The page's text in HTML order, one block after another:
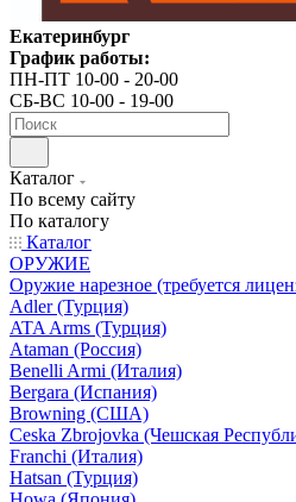
Екатеринбург
График работы:
ПН-ПТ 10-00 - 20-00
СБ-ВС 10-00 - 19-00
Каталог
По всему сайту
По каталогу
Каталог
ОРУЖИЕ
Оружие нарезное (требуется
Adler (Турция)
ATA Arms (Турция)
Ataman (Россия)
Benelli Armi (Италия)
Bergara (Испания)
Browning (США)
Ceska Zbrojovka (Чешская
Franchi (Италия)
Hatsan (Турция)